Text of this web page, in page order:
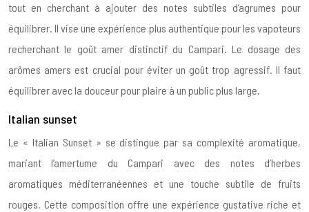
tout en cherchant à ajouter des notes subtiles d’agrumes pour
équilibrer. Il vise une expérience plus authentique pour les vapoteurs
recherchant le goût amer distinctif du Campari. Le dosage des
arômes amers est crucial pour éviter un goût trop agressif. Il faut
équilibrer avec la douceur pour plaire à un public plus large.
Italian sunset
Le « Italian Sunset » se distingue par sa complexité aromatique,
mariant l’amertume du Campari avec des notes d’herbes
aromatiques méditerranéennes et une touche subtile de fruits
rouges. Cette composition offre une expérience gustative riche et